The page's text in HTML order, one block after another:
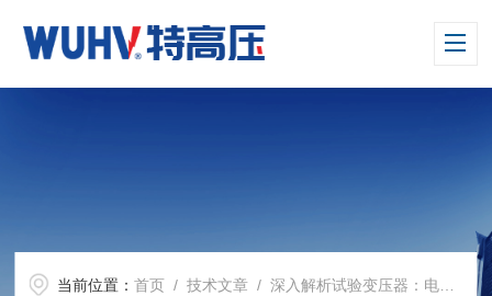
当前位置：首页 /技术文章 / 深入解析试验变压器：电力设备预防性试验的基石